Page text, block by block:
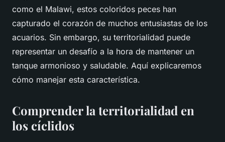
como el Malawi, estos coloridos peces han
capturado el corazón de muchos entusiastas de los
acuarios. Sin embargo, su territorialidad puede
representar un desafío a la hora de mantener un
tanque armonioso y saludable. Aquí explicaremos
cómo manejar esta característica.
Comprender la territorialidad en
los cíclidos